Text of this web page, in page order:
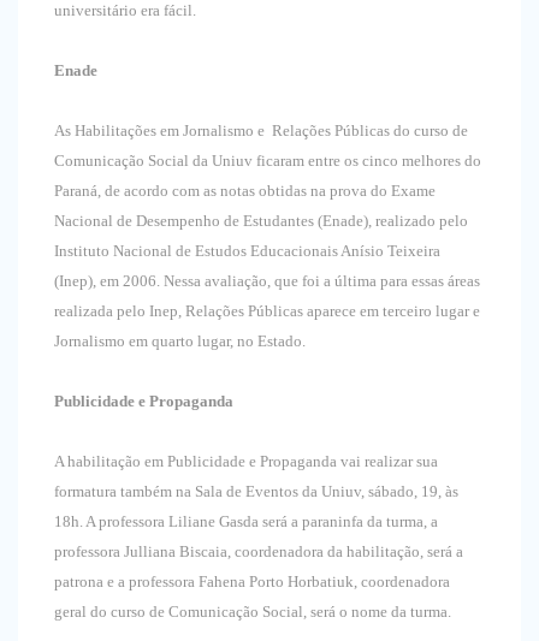
universitário era fácil.
Enade
As Habilitações em Jornalismo e Relações Públicas do curso de
Comunicação Social da Uniuv ficaram entre os cinco melhores do
Paraná, de acordo com as notas obtidas na prova do Exame
Nacional de Desempenho de Estudantes (Enade), realizado pelo
Instituto Nacional de Estudos Educacionais Anísio Teixeira
(Inep), em 2006. Nessa avaliação, que foi a última para essas áreas
realizada pelo Inep, Relações Públicas aparece em terceiro lugar e
Jornalismo em quarto lugar, no Estado.
Publicidade e Propaganda
A habilitação em Publicidade e Propaganda vai realizar sua
formatura também na Sala de Eventos da Uniuv, sábado, 19, às
18h. A professora Liliane Gasda será a paraninfa da turma, a
professora Julliana Biscaia, coordenadora da habilitação, será a
patrona e a professora Fahena Porto Horbatiuk, coordenadora
geral do curso de Comunicação Social, será o nome da turma.